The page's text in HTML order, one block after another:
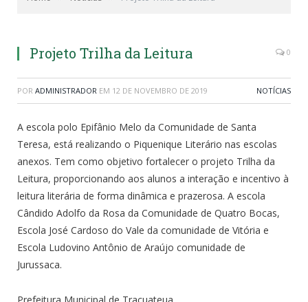
Projeto Trilha da Leitura 0
POR ADMINISTRADOR EM 12 DE NOVEMBRO DE 2019 NOTÍCIAS
A escola polo Epifânio Melo da Comunidade de Santa
Teresa, está realizando o Piquenique Literário nas escolas
anexos. Tem como objetivo fortalecer o projeto Trilha da
Leitura, proporcionando aos alunos a interação e incentivo à
leitura literária de forma dinâmica e prazerosa. A escola
Cândido Adolfo da Rosa da Comunidade de Quatro Bocas,
Escola José Cardoso do Vale da comunidade de Vitória e
Escola Ludovino Antônio de Araújo comunidade de
Jurussaca.